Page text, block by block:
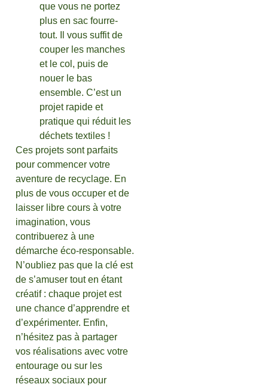
que vous ne portez
plus en sac fourre-
tout. Il vous suffit de
couper les manches
et le col, puis de
nouer le bas
ensemble. C’est un
projet rapide et
pratique qui réduit les
déchets textiles !
Ces projets sont parfaits
pour commencer votre
aventure de recyclage. En
plus de vous occuper et de
laisser libre cours à votre
imagination, vous
contribuerez à une
démarche éco-responsable.
N’oubliez pas que la clé est
de s’amuser tout en étant
créatif : chaque projet est
une chance d’apprendre et
d’expérimenter. Enfin,
n’hésitez pas à partager
vos réalisations avec votre
entourage ou sur les
réseaux sociaux pour